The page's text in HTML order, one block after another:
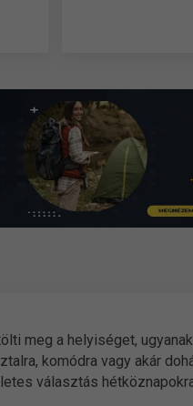
meg a helyiséget,
komódra vagy akár
választás